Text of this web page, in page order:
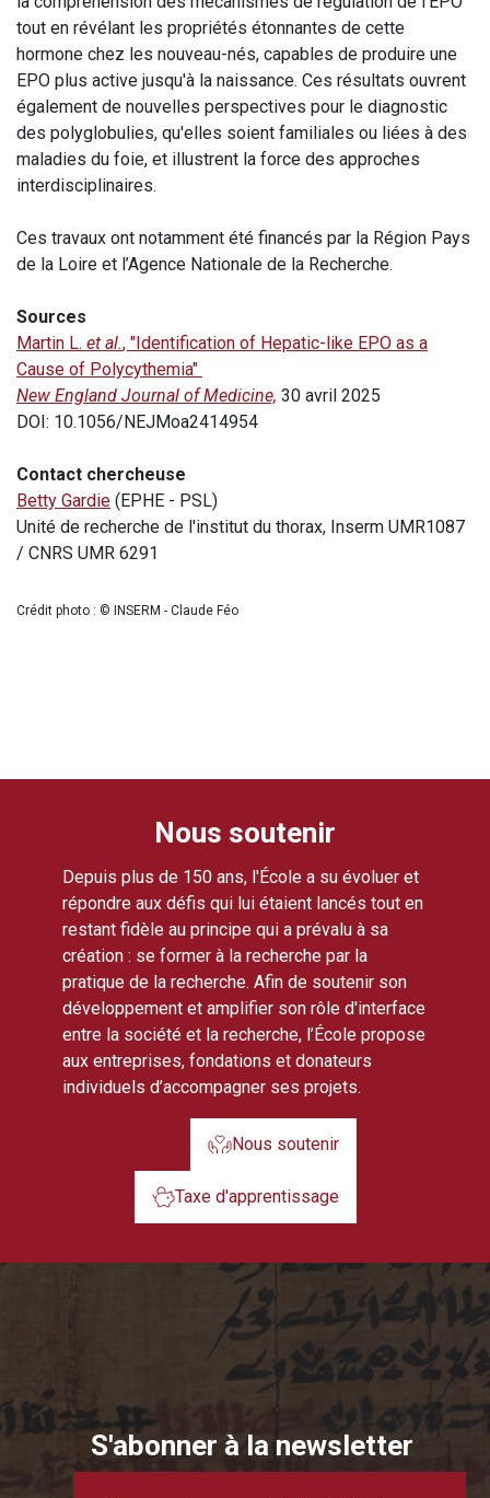
tout en révélant les propriétés étonnantes de cette
hormone chez les nouveau-nés, capables de produire une
EPO plus active jusqu'à la naissance. Ces résultats ouvrent
également de nouvelles perspectives pour le diagnostic
des polyglobulies, qu'elles soient familiales ou liées à des
maladies du foie, et illustrent la force des approches
interdisciplinaires.
Ces travaux ont notamment été financés par la Région Pays
de la Loire et l’Agence Nationale de la Recherche.
Sources
Martin L. et al., "Identification of Hepatic-like EPO as a
Cause of Polycythemia"
New England Journal of Medicine, 30 avril 2025
DOI: 10.1056/NEJMoa2414954
Contact chercheuse
Betty Gardie (EPHE - PSL)
Unité de recherche de l'institut du thorax, Inserm UMR1087
/ CNRS UMR 6291
Crédit photo : © INSERM - Claude Féo
Nous soutenir
Depuis plus de 150 ans, l'École a su évoluer et
répondre aux défis qui lui étaient lancés tout en
restant fidèle au principe qui a prévalu à sa
création : se former à la recherche par la
pratique de la recherche. Afin de soutenir son
développement et amplifier son rôle d'interface
entre la société et la recherche, l’École propose
aux entreprises, fondations et donateurs
individuels d’accompagner ses projets.
Nous soutenir
Taxe d'apprentissage
S'abonner à la newsletter